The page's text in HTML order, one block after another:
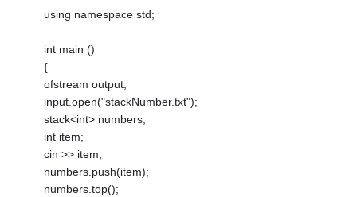
using namespace std;
int main ()
{
ofstream output;
input.open("stackNumber.txt");
stack<int> numbers;
int item;
cin >> item;
numbers.push(item);
numbers.top();